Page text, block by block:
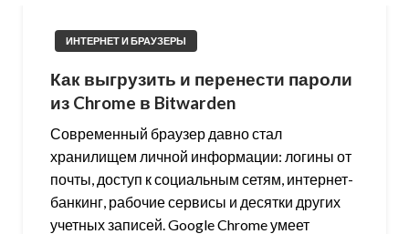
ИНТЕРНЕТ И БРАУЗЕРЫ
Как выгрузить и перенести пароли
из Chrome в Bitwarden
Современный браузер давно стал
хранилищем личной информации: логины от
почты, доступ к социальным сетям, интернет-
банкинг, рабочие сервисы и десятки других
учетных записей. Google Chrome умеет